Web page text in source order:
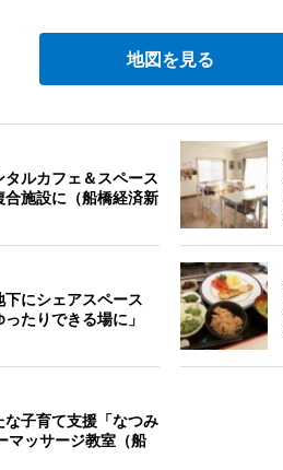
地図を見る
ルカフェ＆スペース
施設に（船橋経済新
にシェアスペース
たりできる場に」
子育て支援「なつみ
マッサージ教室（船